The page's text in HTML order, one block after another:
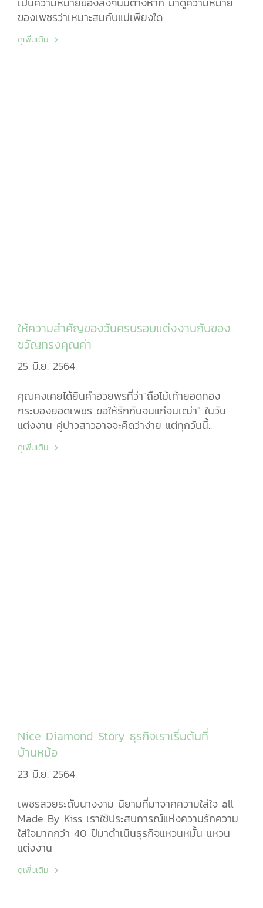
ของเพชรว่าเหมาะสมกับแม่เพียงใด
ดูเพิ่มเติม
ให้ความสำคัญของวันครบรอบแต่งงานกับของ
ขวัญทรงคุณค่า
25 มิ.ย. 2564
คุณคงเคยได้ยินคำอวยพรที่ว่า"ถือไม้เท้ายอดทอง
กระบองยอดเพชร ขอให้รักกันจนแก่จนเฒ่า" ในวัน
แต่งงาน คู่บ่าวสาวอาจจะคิดว่าง่าย แต่ทุกวันนี้..
ดูเพิ่มเติม
Nice Diamond Story ธุรกิจเราเริ่มต้นที่
บ้านหม้อ
23 มิ.ย. 2564
เพชรสวยระดับนางงาม นิยามที่มาจากความใส่ใจ all
Made By Kiss เราใช้ประสบการณ์แห่งความรักความ
ใส่ใจมากกว่า 40 ปีมาดำเนินธุรกิจแหวนหมั้น แหวน
แต่งงาน
ดูเพิ่มเติม